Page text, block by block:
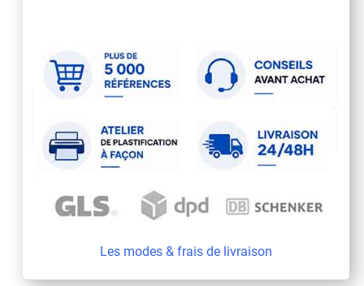
Les modes & frais de livraison